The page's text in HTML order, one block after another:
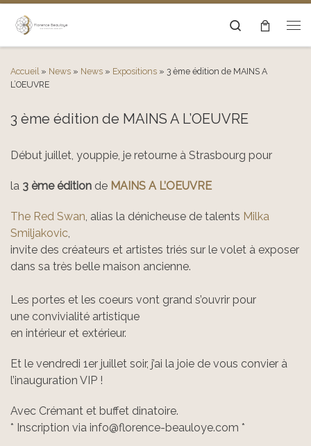
Passer au contenu Search
Accueil » News » News » Expositions » 3 ème édition de MAINS A
L’OEUVRE
3 ème édition de MAINS A L’OEUVRE
Début juillet, youppie, je retourne à Strasbourg pour
la 3 ème édition de MAINS A L’OEUVRE
The Red Swan , alias la dénicheuse de talents Milka
Smiljakovic
invite des créateurs et artistes triés sur le volet à exposer
dans sa très belle maison ancienne.
Les portes et les coeurs vont grand s’ouvrir pour
une convivialité artistique
en intérieur et extérieur.
Et le vendredi 1er juillet soir, j’ai la joie de vous convier à
l’inauguration VIP !
Avec Crémant et buffet dinatoire.
* Inscription via info@florence-beauloye.com *